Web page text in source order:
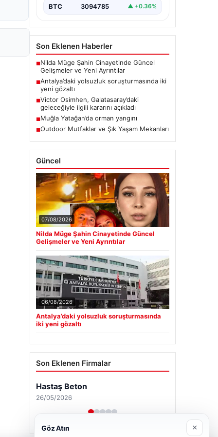
BTC 3094785 ▲ +0.36%
Son Eklenen Haberler
■Nilda Müge Şahin Cinayetinde Güncel
Gelişmeler ve Yeni Ayrıntılar
■Antalya’daki yolsuzluk soruşturmasında iki
yeni gözaltı
■Victor Osimhen, Galatasaray’daki
geleceğiyle ilgili kararını açıkladı
■Muğla Yatağan’da orman yangını
■Outdoor Mutfaklar ve Şık Yaşam Mekanları
Güncel
07/08/2026
Nilda Müge Şahin Cinayetinde Güncel
Gelişmeler ve Yeni Ayrıntılar
06/08/2026
Antalya’daki yolsuzluk soruşturmasında
iki yeni gözaltı
Son Eklenen Firmalar
Hastaş Beton
26/05/2026
Göz Atın ×